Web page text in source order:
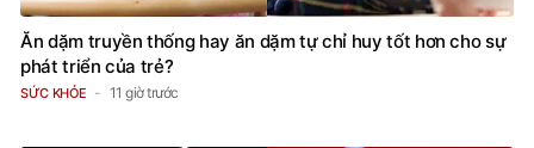
Ăn dặm truyền thống hay ăn dặm tự chỉ huy tốt hơn cho sự
phát triển của trẻ?
SỨC KHỎE 11 giờ trước